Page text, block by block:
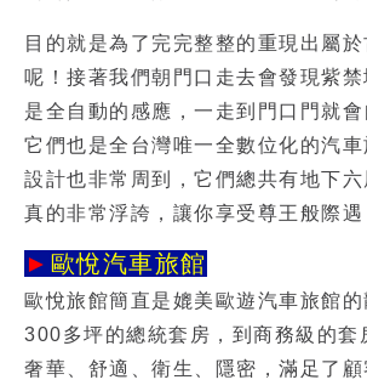
目的就是為了完完整整的重現出屬
呢！接著我們朝門口走去會發現紫
是全自動的感應，一走到門口門就會
它們也是全台灣唯一全數位化的汽
設計也非常周到，它們總共有地下六
真的非常浮誇，讓你享受尊王般際遇
► 歐悅汽車旅館
歐悅旅館簡直是媲美 歐遊汽車旅館
300多坪的總統套房，到商務級的套
奢華、舒適、衛生、隱密，滿足了